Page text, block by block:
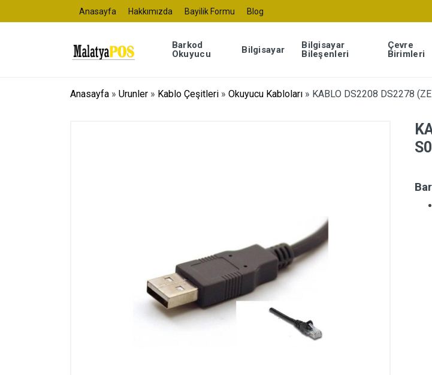
Anasayfa Hakkımızda Bayilik Formu Blog
Barkod
Okuyucu
Bilgisayar
Bilgisayar
Bileşenleri
Çevre
Birimleri
Anasayfa » Urunler » Kablo Çeşitleri » Okuyucu Kabloları » KABLO DS2208 DS2278